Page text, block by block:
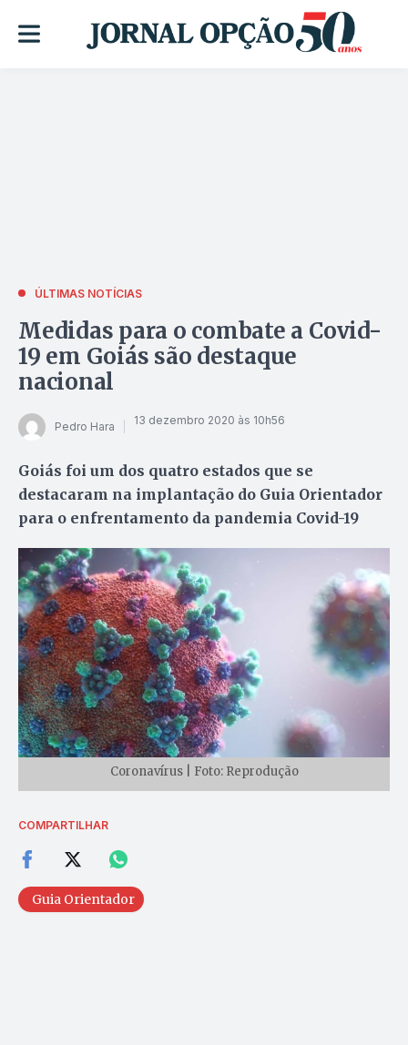
ÚLTIMAS NOTÍCIAS
Medidas para o combate a Covid-
19 em Goiás são destaque
nacional
Pedro Hara 13 dezembro 2020 às 10h56
Goiás foi um dos quatro estados que se
destacaram na implantação do Guia Orientador
para o enfrentamento da pandemia Covid-19
Coronavírus | Foto: Reprodução
COMPARTILHAR
Guia Orientador